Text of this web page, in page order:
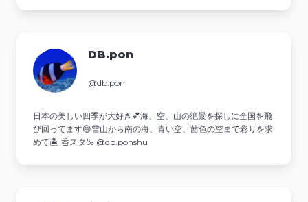
DB.pon
@db.pon
日本の美しい四季が大好き💕海、空、山の絶景を探しに全国を飛
び回ってます😆雪山から南の海、青い空、茜色の空まで彩りを求
めて🏝️ 呑スタ🍶 @db.ponshu